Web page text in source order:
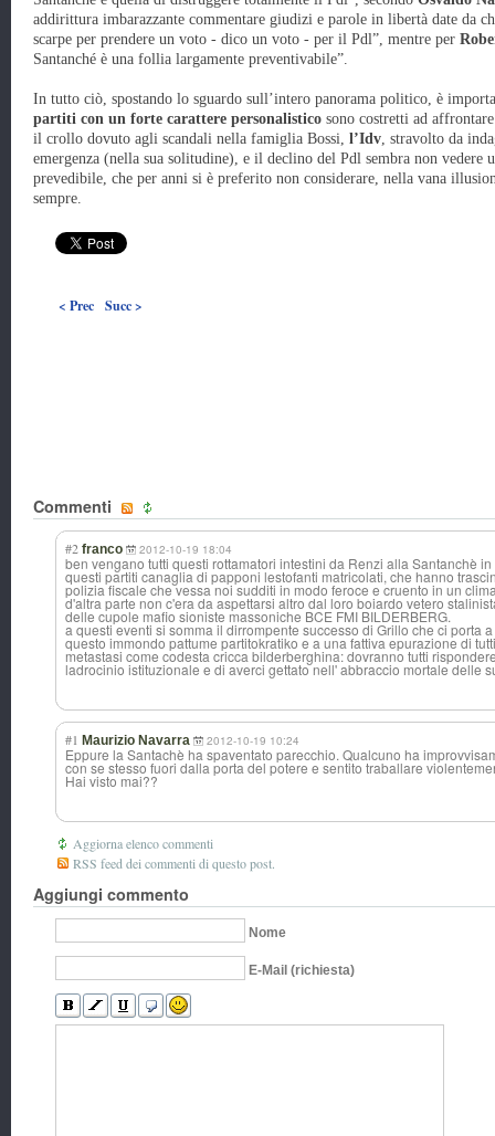
addirittura imbarazzante commentare giudizi e parole in libertà date da
scarpe per prendere un voto - dico un voto - per il Pdl”, mentre per
Santanché è una follia largamente preventivabile”.
In tutto ciò, spostando lo sguardo sull’intero panorama politico, è
partiti con un forte carattere personalistico sono costretti ad
il crollo dovuto agli scandali nella famiglia Bossi, l’Idv, stravolto da
emergenza (nella sua solitudine), e il declino del Pdl sembra non vedere
prevedibile, che per anni si è preferito non considerare, nella vana
sempre.
< Prec Succ >
Commenti
#2 franco 2012-10-19 18:04
ben vengano tutti questi rottamatori intestini da Renzi alla Santanchè
questi partiti canaglia di papponi lestofanti matricolati, che hanno
polizia fiscale che vessa noi sudditi in modo feroce e cruento in un
d'altra parte non c'era da aspettarsi altro dal loro boiardo vetero
delle cupole mafio sioniste massoniche BCE FMI BILDERBERG.
a questi eventi si somma il dirrompente successo di Grillo che ci porta
questo immondo pattume partitokratiko e a una fattiva epurazione di
metastasi come codesta cricca bilderberghina: dovranno tutti
ladrocinio istituzionale e di averci gettato nell' abbraccio mortale delle
#1 Maurizio Navarra 2012-10-19 10:24
Eppure la Santachè ha spaventato parecchio. Qualcuno ha
con se stesso fuori dalla porta del potere e sentito traballare
Hai visto mai??
Aggiorna elenco commenti
RSS feed dei commenti di questo post.
Aggiungi commento
Nome
E-Mail (richiesta)